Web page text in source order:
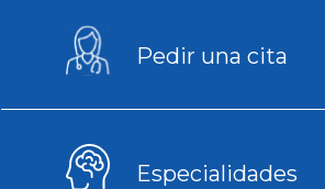
Pedir una cita
Especialidades​